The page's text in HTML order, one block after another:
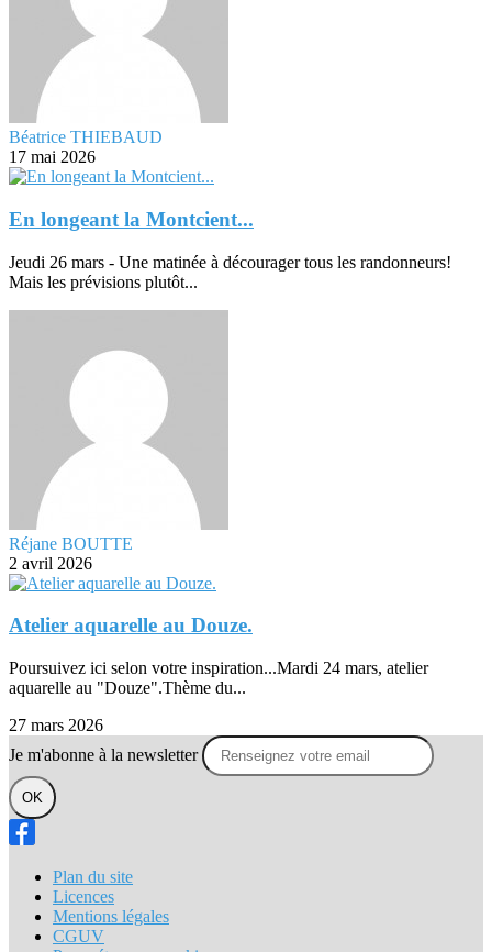
Béatrice THIEBAUD
17 mai 2026
En longeant la Montcient...
Jeudi 26 mars - Une matinée à décourager tous les randonneurs!
Mais les prévisions plutôt...
Réjane BOUTTE
2 avril 2026
Atelier aquarelle au Douze.
Poursuivez ici selon votre inspiration...Mardi 24 mars, atelier
aquarelle au "Douze".Thème du...
27 mars 2026
Je m'abonne à la newsletter
OK
Plan du site
Licences
Mentions légales
CGUV